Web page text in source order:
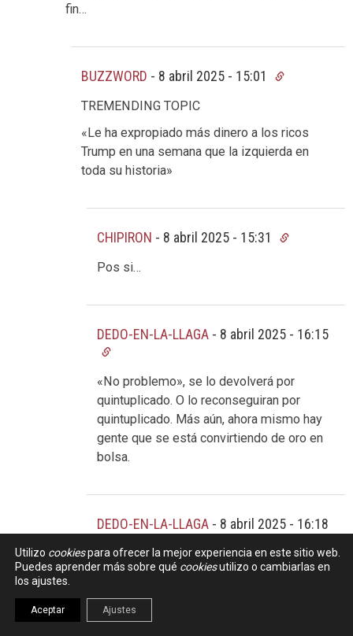
fin…
BUZZWORD - 8 abril 2025 - 15:01
TREMENDING TOPIC
«Le ha expropiado más dinero a los ricos
Trump en una semana que la izquierda en
toda su historia»
CHIPIRON - 8 abril 2025 - 15:31
Pos si…
DEDO-EN-LA-LLAGA - 8 abril 2025 - 16:15
«No problemo», se lo devolverá por
quintuplicado. O lo reconseguiran por
quintuplicado. Más aún, ahora mismo hay
gente que se está convirtiendo de oro en
bolsa.
DEDO-EN-LA-LLAGA - 8 abril 2025 - 16:18
Ah, me olvidaba, y encima lo acabarán
decrecimiento», ja, ja, ja, ¡¡¡quién nos lo iba
a decir!!!
Utilizo cookiespara ofrecer la mejor experiencia en este sitio web.
Puedes aprender más sobre qué cookiesutilizo o cambiarlas en
los ajustes.
Aceptar Ajustes